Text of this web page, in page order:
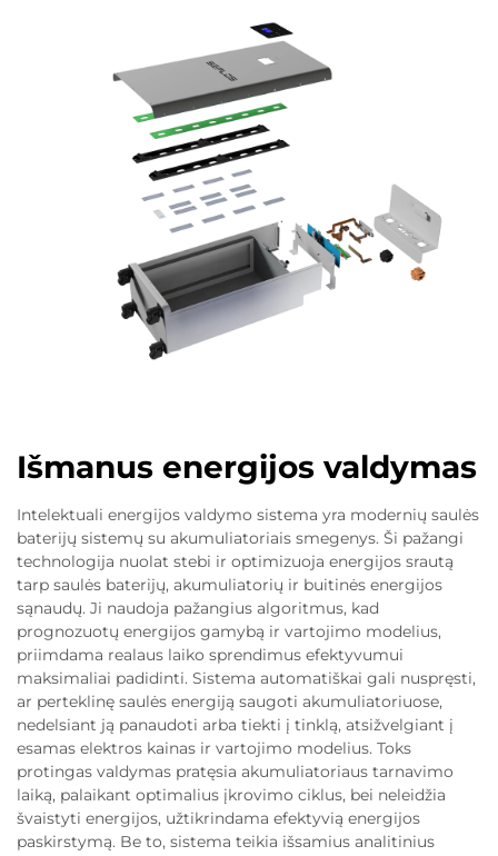
Išmanus energijos valdymas
Intelektuali energijos valdymo sistema yra modernių saulės
baterijų sistemų su akumuliatoriais smegenys. Ši pažangi
technologija nuolat stebi ir optimizuoja energijos srautą
tarp saulės baterijų, akumuliatorių ir buitinės energijos
sąnaudų. Ji naudoja pažangius algoritmus, kad
prognozuotų energijos gamybą ir vartojimo modelius,
priimdama realaus laiko sprendimus efektyvumui
maksimaliai padidinti. Sistema automatiškai gali nuspręsti,
ar perteklinę saulės energiją saugoti akumuliatoriuose,
nedelsiant ją panaudoti arba tiekti į tinklą, atsižvelgiant į
esamas elektros kainas ir vartojimo modelius. Toks
protingas valdymas pratęsia akumuliatoriaus tarnavimo
laiką, palaikant optimalius įkrovimo ciklus, bei neleidžia
švaistyti energijos, užtikrindama efektyvią energijos
paskirstymą. Be to, sistema teikia išsamius analitinius